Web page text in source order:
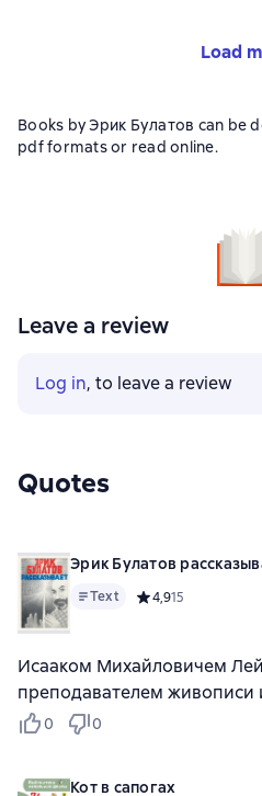
Load
Books by Эрик Булатов can be
pdf formats or read online.
Leave a review
Log in, to leave a review
Quotes
Эрик Булатов
Text Средний рейтинг
4,915
Исааком Михайловичем
преподавателем живописи
0 0
Кот в сапогах